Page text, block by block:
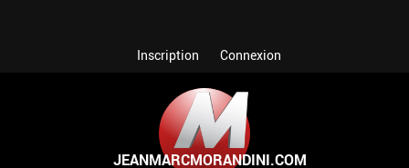
Inscription Connexion